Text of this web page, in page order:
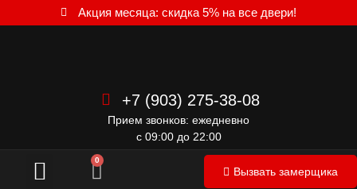
Акция месяца: скидка 5% на все двери!
+7 (903) 275-38-08
Прием звонков: ежедневно
с 09:00 до 22:00
0
Вызвать замерщика